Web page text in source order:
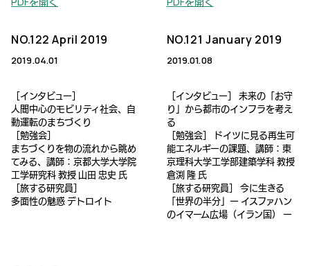
NO.122 April 2019
2019.04.01
［インタビュー］
人間中心のモビリティ社会、自
動運転のまちづくり
［勉強会］
まちづくりを物の流れから眺め
てみる、講師：京都大学大学院
工学研究科 教授 山田 忠史 氏
［旅する研究員］
多面性の魅惑 デトロイト
NO.121 January 2019
2019.01.08
［インタビュー］ 未来の「お守
り」から都市のインフラを考え
る
［勉強会］ ドイツに見る再生可
能エネルギーの課題、講師：東
京理科大学工学部建築学科 教授
倉渕 隆 氏
［旅する研究員］ 今に生きる
「世界の半分」ー イスファハン
のイマーム広場（イラン国） ー